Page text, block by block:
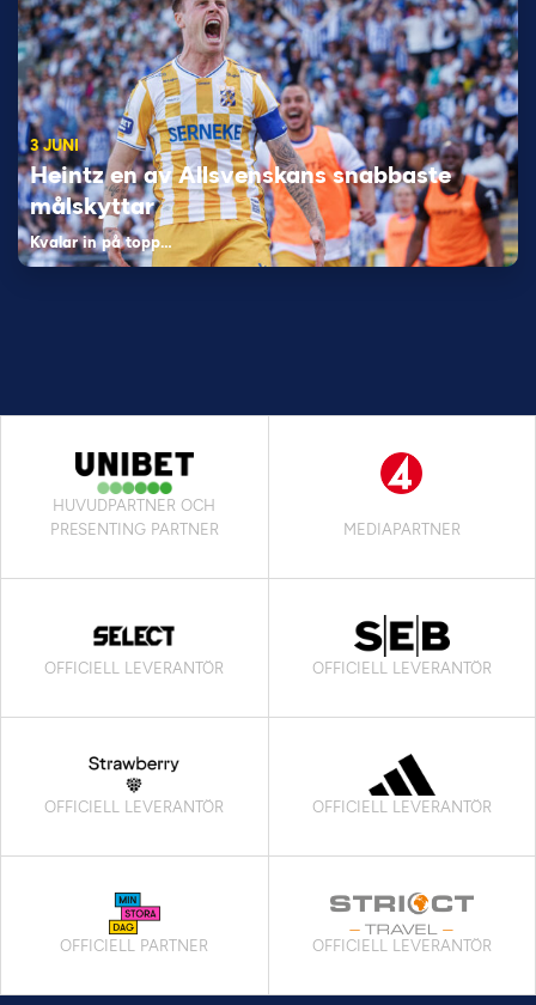
3 JUNI
Heintz en av Allsvenskans snabbaste
målskyttar
Kvalar in på topp…
HUVUDPARTNER OCH
PRESENTING PARTNER
MEDIAPARTNER
OFFICIELL LEVERANTÖR OFFICIELL LEVERANTÖR
OFFICIELL LEVERANTÖR OFFICIELL LEVERANTÖR
OFFICIELL PARTNER OFFICIELL LEVERANTÖR